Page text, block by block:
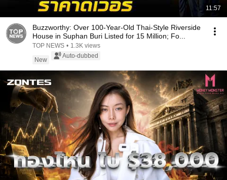
11:57
Buzzworthy: Over 100-Year-Old Thai-Style Riverside
House in Suphan Buri Listed for 15 Million; Fo...
TOP NEWS • 1.3K views
New
Auto-dubbed